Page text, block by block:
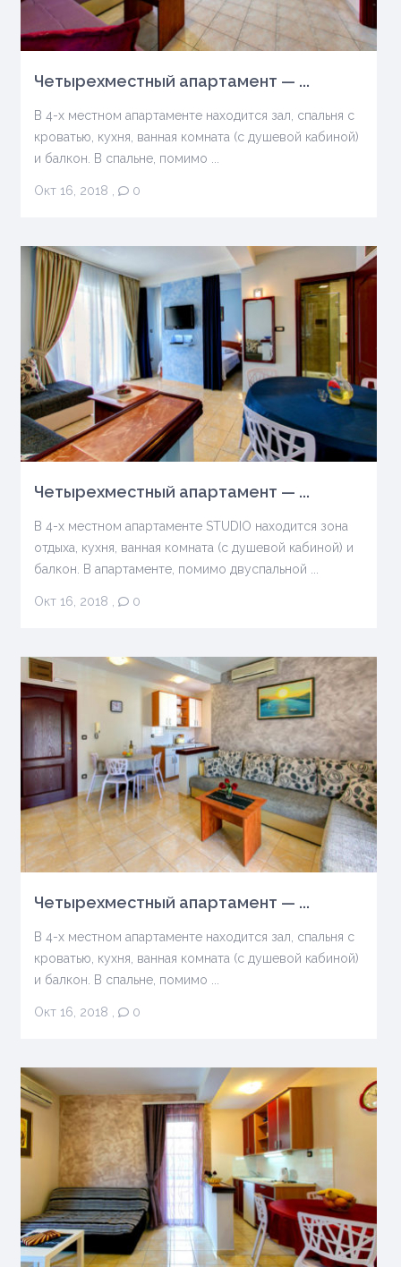
Четырехместный апартамент — ...
В 4-х местном апартаменте находится зал, спальня с
кроватью, кухня, ванная комната (с душевой кабиной)
и балкон. В спальне, помимо ...
Окт 16, 2018 , 0
Четырехместный апартамент — ...
В 4-х местном апартаменте STUDIO находится зона
отдыха, кухня, ванная комната (с душевой кабиной) и
балкон. В апартаменте, помимо двуспальной ...
Окт 16, 2018 0
Четырехместный апартамент — ...
В 4-х местном апартаменте находится зал, спальня с
кроватью, кухня, ванная комната (с душевой кабиной)
и балкон. В спальне, помимо ...
Окт 16, 2018 0